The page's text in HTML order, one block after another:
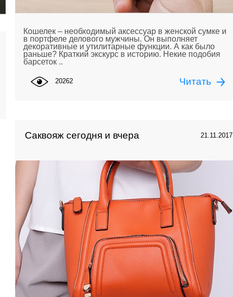
Кошелек – необходимый аксессуар в женской сумке и
в портфеле делового мужчины. Он выполняет
декоративные и утилитарные функции. А как было
раньше? Краткий экскурс в историю. Некие подобия
барсеток ..
Читать
20262
Саквояж сегодня и вчера 21.11.2017